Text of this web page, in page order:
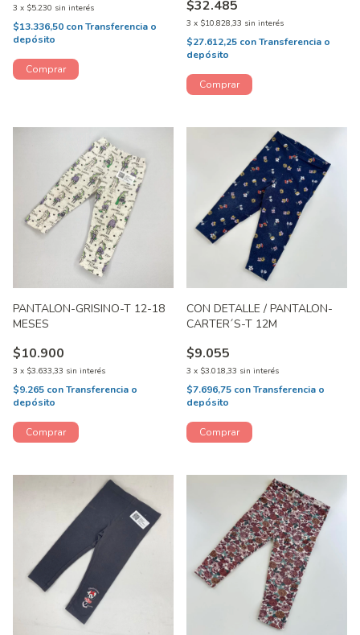
3 x $5.230 sin interés
$13.336,50 conTransferencia o
depósito
$32.485
3 x $10.828,33 sin interés
$27.612,25 conTransferencia o
depósito
PANTALON-GRISINO-T 12-18
MESES
$10.900
3 x $3.633,33 sin interés
$9.265 conTransferencia o
depósito
CON DETALLE / PANTALON-
CARTER´S-T 12M
$9.055
3 x $3.018,33 sin interés
$7.696,75 conTransferencia o
depósito